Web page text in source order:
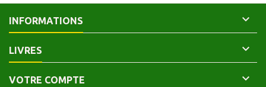
INFORMATIONS 
LIVRES 
VOTRE COMPTE 